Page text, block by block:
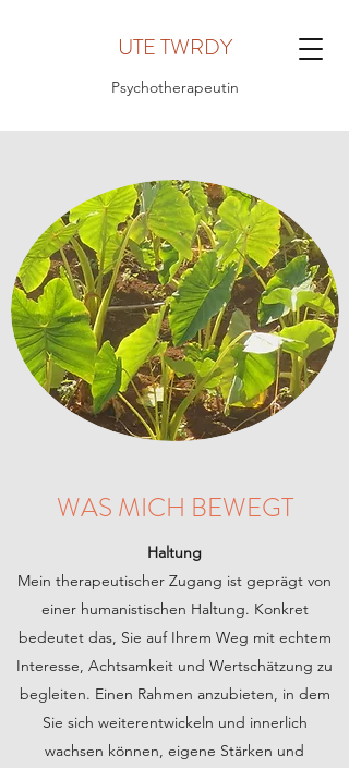
UTE TWRDY
Psychotherapeutin
WAS MICH BEWEGT
Haltung
Mein therapeutischer Zugang ist geprägt von
einer humanistischen Haltung. Konkret
bedeutet das, Sie auf Ihrem Weg mit echtem
Interesse, Achtsamkeit und Wertschätzung zu
begleiten. Einen Rahmen anzubieten, in dem
Sie sich weiterentwickeln und innerlich
wachsen können, eigene Stärken und